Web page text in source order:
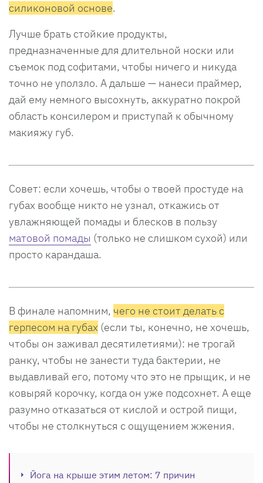
силиконовой основе.
Лучше брать стойкие продукты,
предназначенные для длительной носки или
съемок под софитами, чтобы ничего и никуда
точно не уползло. А дальше — нанеси праймер,
дай ему немного высохнуть, аккуратно покрой
область консилером и приступай к обычному
макияжу губ.
Совет: если хочешь, чтобы о твоей простуде на
губах вообще никто не узнал, откажись от
увлажняющей помады и блесков в пользу
матовой помады (только не слишком сухой) или
просто карандаша.
В финале напомним, чего не стоит делать с
герпесом на губах (если ты, конечно, не хочешь,
чтобы он заживал десятилетиями): не трогай
ранку, чтобы не занести туда бактерии, не
выдавливай его, потому что это не прыщик, и не
ковыряй корочку, когда он уже подсохнет. А еще
разумно отказаться от кислой и острой пищи,
чтобы не столкнуться с ощущением жжения.
Йога на крыше этим летом: 7 причин